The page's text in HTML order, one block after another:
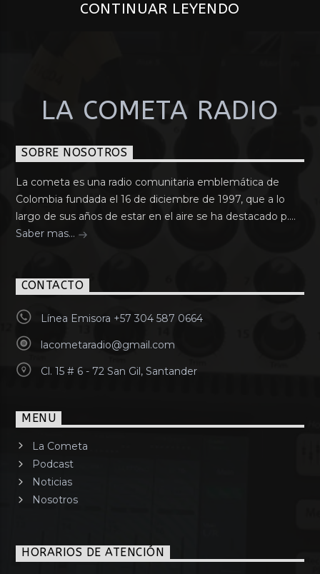
CONTINUAR LEYENDO
LA COMETA RADIO
SOBRE NOSOTROS
La cometa es una radio comunitaria emblemática de
Colombia fundada el 16 de diciembre de 1997, que a lo
largo de sus años de estar en el aire se ha destacado p....
Saber mas...
CONTACTO
Línea Emisora +57 304 587 0664
lacometaradio@gmail.com
Cl. 15 # 6 - 72 San Gil, Santander
MENU
La Cometa
Podcast
Noticias
Nosotros
HORARIOS DE ATENCIÓN